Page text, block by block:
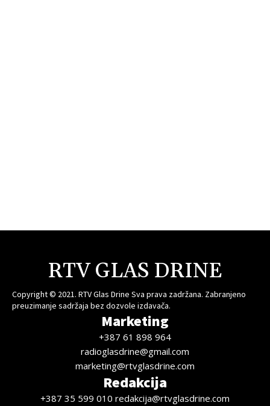
RTV GLAS DRINE
Copyright © 2021. RTV Glas Drine Sva prava zadržana. Zabranjeno
preuzimanje sadržaja bez dozvole izdavača.
Marketing
+387 61 898 964
radioglasdrine@gmail.com
marketing@rtvglasdrine.com
Redakcija
+387 35 599 010 redakcija@rtvglasdrine.com